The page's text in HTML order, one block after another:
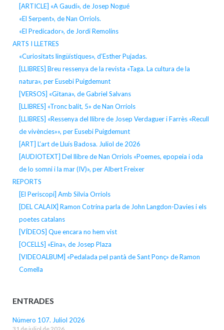
[ARTICLE] «A Gaudí», de Josep Nogué
«El Serpent», de Nan Orriols.
«El Predicador», de Jordi Remolins
ARTS I LLETRES
«Curiositats lingüístiques», d’Esther Pujadas.
[LLIBRES] Breu ressenya de la revista «Taga. La cultura de la
natura», per Eusebi Puigdemunt
[VERSOS] «Gitana», de Gabriel Salvans
[LLIBRES] «Tronc balit, 5» de Nan Orriols
[LLIBRES] «Ressenya del llibre de Josep Verdaguer i Farrès «Recull
de vivències»», per Eusebi Puigdemunt
[ART] L’art de Lluís Badosa. Juliol de 2026
[AUDIOTEXT] Del llibre de Nan Orriols «Poemes, epopeia i oda
de lo somni i la mar (IV)», per Albert Freixer
REPORTS
[El Periscopi] Amb Silvia Orriols
[DEL CALAIX] Ramon Cotrina parla de John Langdon-Davies i els
poetes catalans
[VÍDEOS] Que encara no hem vist
[OCELLS] «Eina», de Josep Plaza
[VIDEOALBUM] «Pedalada pel pantà de Sant Ponç» de Ramon
Comella
ENTRADES
Número 107. Juliol 2026